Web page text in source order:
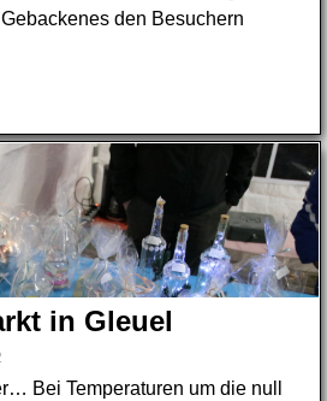
den Besuchern
in Gleuel
Bei Temperaturen um die null